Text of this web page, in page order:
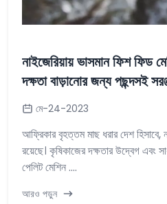
নাইজেরিয়ায় ভাসমান ফিশ ফিড
দক্ষতা বাড়ানোর জন্য পছন্দসই
মে-24-2023
আফ্রিকার বৃহত্তম মাছ ধরার দেশ হিসাবে,
রয়েছে। কৃষিকাজের দক্ষতার উদ্বেগ এবং
পেলিট মেশিন ....
আরও পড়ুন